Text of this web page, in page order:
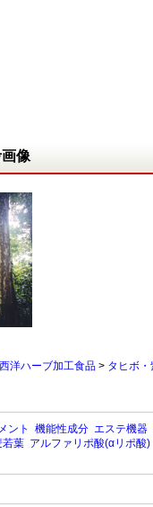
像
西洋ハーブ加工食品 > タヒボ
ント 機能性成分 エステ機器
若葉 アルファリポ酸(αリポ酸)